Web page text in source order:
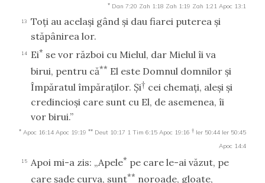
* Dan 7:20 Zah 1:18 Zah 1:19 Zah 1:21 Apoc 13:1
13
Toţi au acelaşi gând şi dau fiarei puterea şi
stăpânirea lor.
14 Ei* se vor război cu Mielul, dar Mielul îi va
birui, pentru că** El este Domnul domnilor şi
Împăratul împăraţilor. Şi† cei chemaţi, aleşi şi
credincioşi care sunt cu El, de asemenea, îi
vor birui.”
* Apoc 16:14 Apoc 19:19 ** Deut 10:17 1 Tim 6:15 Apoc 19:16 † Ier 50:44 Ier 50:45
Apoc 14:4
15 Apoi mi-a zis: „Apele* pe care le-ai văzut, pe
care şade curva, sunt** noroade, gloate,